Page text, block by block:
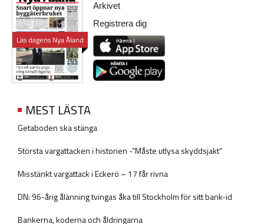
Läs dagens Nya Åland
Arkivet
Registrera dig
MEST LÄSTA
Getaboden ska stänga
Största vargattacken i historien -”Måste utlysa skyddsjakt”
Misstänkt vargattack i Eckerö – 17 får rivna
DN: 96-årig ålänning tvingas åka till Stockholm för sitt bank-id
Bankerna, koderna och åldringarna